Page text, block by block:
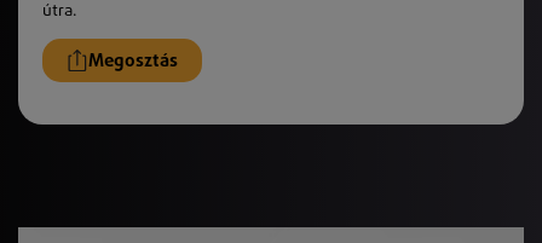
útra.
Megosztás